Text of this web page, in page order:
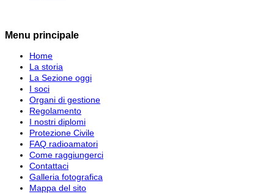
Menu principale
Home
La storia
La Sezione oggi
I soci
Organi di gestione
Regolamento
I nostri diplomi
Protezione Civile
FAQ radioamatori
Come raggiungerci
Contattaci
Galleria fotografica
Mappa del sito